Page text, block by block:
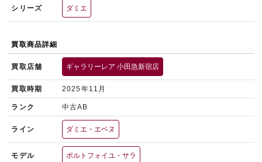
シリーズ ダミエ
買取商品詳細
買取店舗 ギャラリーレア 小田急新宿店
買取時期 2025年11月
ランク 中古AB
ライン ダミエ・エベヌ
モデル ポルトフォイユ・サラ